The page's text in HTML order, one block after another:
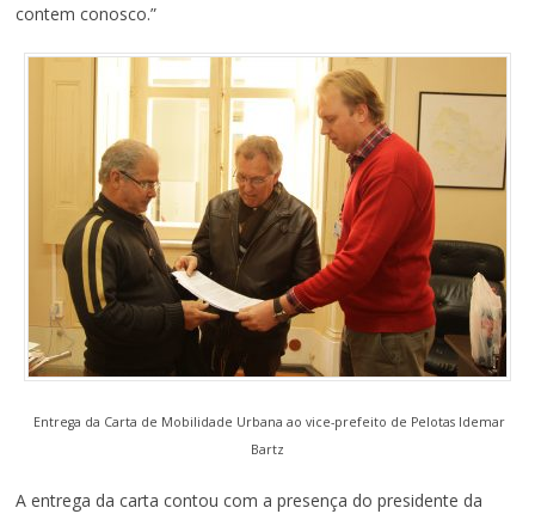
contem conosco.”
Entrega da Carta de Mobilidade Urbana ao vice-prefeito de Pelotas Idemar
Bartz
A entrega da carta contou com a presença do presidente da